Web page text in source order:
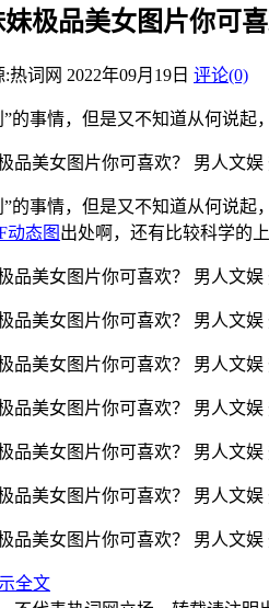
极品美女图片你可喜
:热词网 2022年09月19日 评论(0)
”的事情，但是又不知道从何说
的事情，但是又不知道从何说起
动态图 出处啊，还有比较科学的
全文